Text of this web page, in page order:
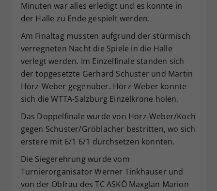
Minuten war alles erledigt und es konnte in
der Halle zu Ende gespielt werden.
Am Finaltag mussten aufgrund der stürmisch
verregneten Nacht die Spiele in die Halle
verlegt werden. Im Einzelfinale standen sich
der topgesetzte Gerhard Schuster und Martin
Hörz-Weber gegenüber. Hörz-Weber konnte
sich die WTTA-Salzburg Einzelkrone holen.
Das Doppelfinale wurde von Hörz-Weber/Koch
gegen Schuster/Gröblacher bestritten, wo sich
erstere mit 6/1 6/1 durchsetzen konnten.
Die Siegerehrung wurde vom
Turnierorganisator Werner Tinkhauser und
von der Obfrau des TC ASKÖ Maxglan Marion